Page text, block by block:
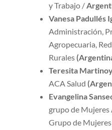
y Trabajo /
Vanesa Padullés
Administración,
Agropecuaria,
Rurales
Teresita
ACA Salud
Evangelina
grupo de Mujeres
Grupo de